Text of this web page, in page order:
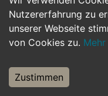
Nutzererfahrung zu
unserer Webseite
von Cookies zu.
Zustimmen
Personalwesen
Hilfskräfte,
Weiterbildung,